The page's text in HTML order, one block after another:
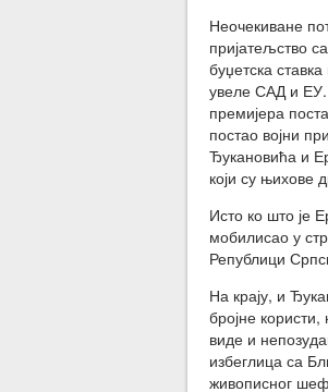
Неочекиване
пријатељство
буџетска
увеле САД и ЕУ.
премијера
постао војни
Ђукановића и
који су њихове
Исто ко што је
мобилисао у
Републици
На крају, и
бројне
виде и
избеглица са
живописног